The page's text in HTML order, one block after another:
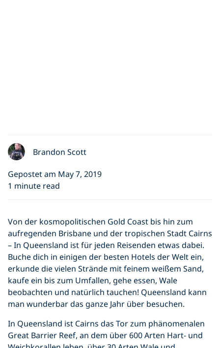
Brandon Scott
Gepostet am May 7, 2019
1 minute read
Von der kosmopolitischen Gold Coast bis hin zum
aufregenden Brisbane und der tropischen Stadt Cairns
– In Queensland ist für jeden Reisenden etwas dabei.
Buche dich in einigen der besten Hotels der Welt ein,
erkunde die vielen Strände mit feinem weißem Sand,
kaufe ein bis zum Umfallen, gehe essen, Wale
beobachten und natürlich tauchen! Queensland kann
man wunderbar das ganze Jahr über besuchen.
In Queensland ist Cairns das Tor zum phänomenalen
Great Barrier Reef, an dem über 600 Arten Hart- und